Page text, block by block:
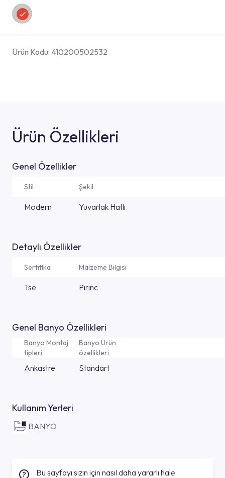
Ürün Kodu: 410200502532
Ürün Özellikleri
Genel Özellikler
Stil Şekil
Modern Yuvarlak Hatlı
Detaylı Özellikler
Sertifika Malzeme Bilgisi
Tse Pırınc
Genel Banyo Özellikleri
Banyo Montaj
tipleri
Banyo Ürün
özellikleri
Ankastre Standart
Kullanım Yerleri
BANYO
Bu sayfayı sizin için nasıl daha yararlı hale